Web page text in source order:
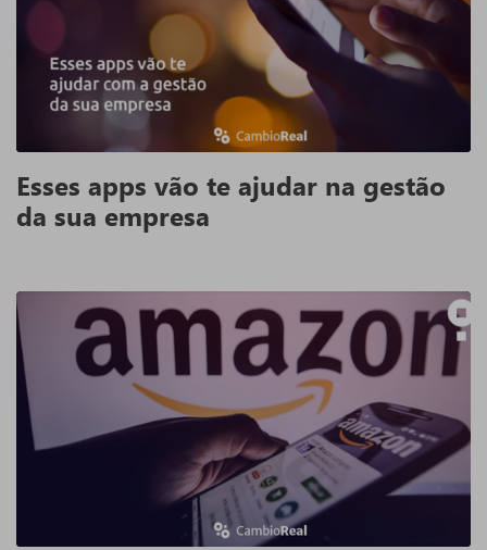
Esses apps vão te ajudar na gestão
da sua empresa